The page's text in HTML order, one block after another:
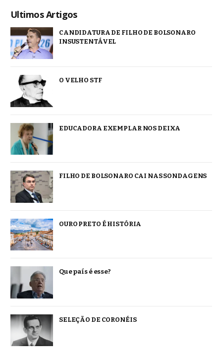
Ultimos Artigos
CANDIDATURA DE FILHO DE BOLSONARO
INSUSTENTÁVEL
O VELHO STF
EDUCADORA EXEMPLAR NOS DEIXA
FILHO DE BOLSONARO CAI NAS SONDAGENS
OURO PRETO É HISTÓRIA
Que país é esse?
SELEÇÃO DE CORONÉIS